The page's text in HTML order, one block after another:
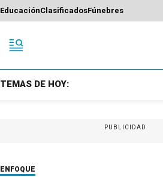
EducaciónClasificadosFúnebres
TEMAS DE HOY:
PUBLICIDAD
ENFOQUE